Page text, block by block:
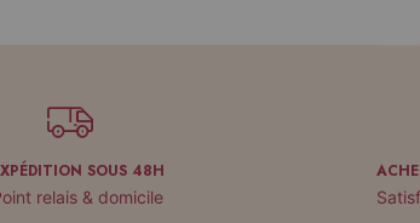
SOUS 48H
relais & domicile